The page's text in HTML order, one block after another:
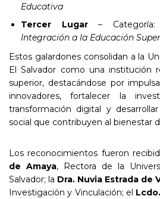
Educativa
Tercer Lugar–
Integración a la Educación
Estos galardones consolidan a la
El Salvador como una institución
superior, destacándose por
innovadores, fortalecer la
transformación digital y
social que contribuyen al bienestar
Los reconocimientos fueron
de Amaya, Rectora de la
Salvador; la Dra. Nuvia Estrada de
Investigación y Vinculación; el